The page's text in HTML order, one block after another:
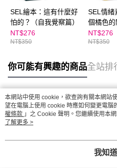
SEL繪本：這有什麼好
怕的？（自我覺察篇）
NT$276
NT$350
SEL情緒
個橘色
篇）｜金
NT$276
NT$350
你可能有興趣的商品全站排
熱門標籤
本網站中使用 cookie，欲查詢有關本網站
望在電腦上使用 cookie 時應如何變更電腦
權條款 」之 Cookie 聲明。您繼續使用本
用條款之 Cookie 聲明使用 cookie。
了解更多 >
我知